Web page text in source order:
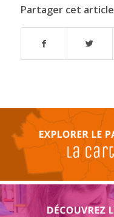
Partager cet article